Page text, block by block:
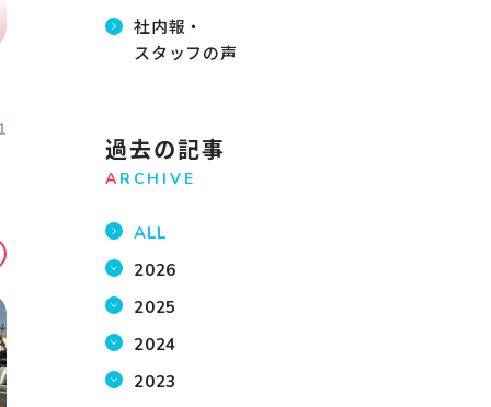
社内報・
スタッフの声
過去の記事
A RCHIVE
ALL
2026
2025
2024
2023